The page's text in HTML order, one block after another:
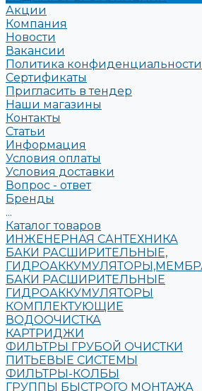
Акции
Компания
Новости
Вакансии
Политика конфиденциальности
Сертификаты
Пригласить в тендер
Наши магазины
Контакты
Статьи
Информация
Условия оплаты
Условия доставки
Вопрос - ответ
Бренды
...
Каталог товаров
ИНЖЕНЕРНАЯ САНТЕХНИКА
БАКИ РАСШИРИТЕЛЬНЫЕ,
БАКИ РАСШИРИТЕЛЬНЫЕ
ГИДРОАККУМУЛЯТОРЫ
КОМПЛЕКТУЮЩИЕ
ВОДООЧИСТКА
КАРТРИДЖИ
ФИЛЬТРЫ ГРУБОЙ ОЧИСТКИ
ПИТЬЕВЫЕ СИСТЕМЫ
ФИЛЬТРЫ-КОЛБЫ
ГРУППЫ БЫСТРОГО МОНТАЖА